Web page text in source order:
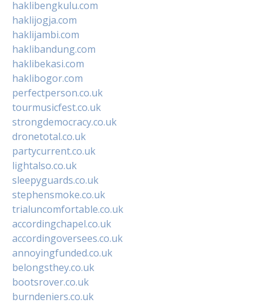
haklibengkulu.com
haklijogja.com
haklijambi.com
haklibandung.com
haklibekasi.com
haklibogor.com
perfectperson.co.uk
tourmusicfest.co.uk
strongdemocracy.co.uk
dronetotal.co.uk
partycurrent.co.uk
lightalso.co.uk
sleepyguards.co.uk
stephensmoke.co.uk
trialuncomfortable.co.uk
accordingchapel.co.uk
accordingoversees.co.uk
annoyingfunded.co.uk
belongsthey.co.uk
bootsrover.co.uk
burndeniers.co.uk